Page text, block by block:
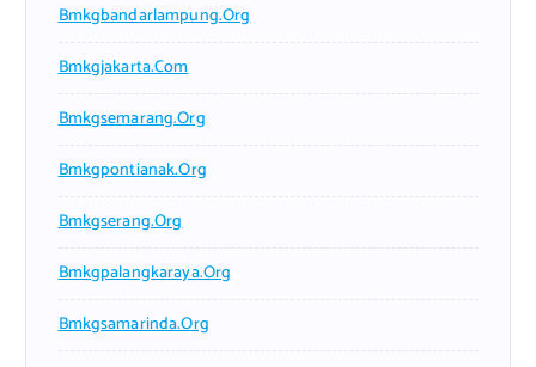
Bmkgbandarlampung.org
Bmkgjakarta.com
Bmkgsemarang.org
Bmkgpontianak.org
Bmkgserang.org
Bmkgpalangkaraya.org
Bmkgsamarinda.org